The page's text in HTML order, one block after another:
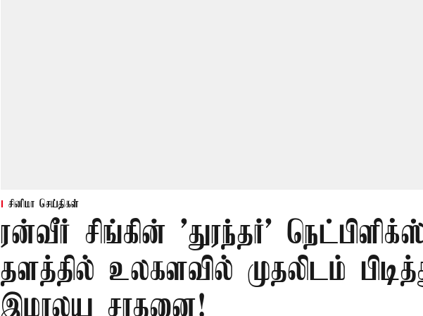
சினிமா செய்திகள்
ரன்வீர் சிங்கின் 'துரந்தர்'
தளத்தில் உலகளவில் முதலிடம்
இமாலய சாதனை!